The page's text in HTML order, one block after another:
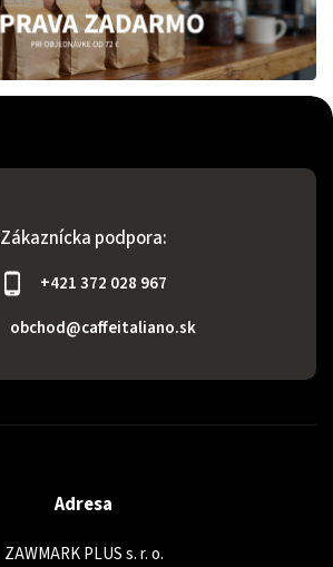
Zákaznícka podpora:
+421 372 028 967
obchod@caffeitaliano.sk
Adresa
ZAWMARK PLUS s. r. o.